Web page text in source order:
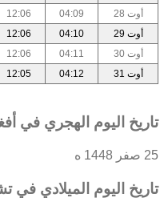
أوت 28
04:09
12:06
أوت 29
04:10
12:06
أوت 30
04:11
12:06
أوت 31
04:12
12:05
تاريخ اليوم الهجري في
25 صفر 1448 ه
تاريخ اليوم الميلادي في